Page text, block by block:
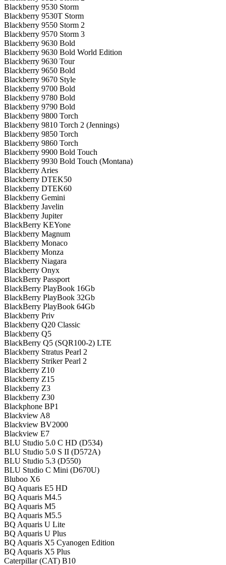
Blackberry 9530 Storm
Blackberry 9530T Storm
Blackberry 9550 Storm 2
Blackberry 9570 Storm 3
Blackberry 9630 Bold
Blackberry 9630 Bold World Edition
Blackberry 9630 Tour
Blackberry 9650 Bold
Blackberry 9670 Style
Blackberry 9700 Bold
Blackberry 9780 Bold
Blackberry 9790 Bold
Blackberry 9800 Torch
Blackberry 9810 Torch 2 (Jennings)
Blackberry 9850 Torch
Blackberry 9860 Torch
Blackberry 9900 Bold Touch
Blackberry 9930 Bold Touch (Montana)
Blackberry Aries
Blackberry DTEK50
Blackberry DTEK60
Blackberry Gemini
Blackberry Javelin
Blackberry Jupiter
BlackBerry KEYone
Blackberry Magnum
Blackberry Monaco
Blackberry Monza
Blackberry Niagara
Blackberry Onyx
BlackBerry Passport
BlackBerry PlayBook 16Gb
BlackBerry PlayBook 32Gb
BlackBerry PlayBook 64Gb
Blackberry Priv
Blackberry Q20 Classic
Blackberry Q5
BlackBerry Q5 (SQR100-2) LTE
Blackberry Stratus Pearl 2
Blackberry Striker Pearl 2
Blackberry Z10
Blackberry Z15
Blackberry Z3
Blackberry Z30
Blackphone BP1
Blackview A8
Blackview BV2000
Blackview E7
BLU Studio 5.0 C HD (D534)
BLU Studio 5.0 S II (D572A)
BLU Studio 5.3 (D550)
BLU Studio C Mini (D670U)
Bluboo X6
BQ Aquaris E5 HD
BQ Aquaris M4.5
BQ Aquaris M5
BQ Aquaris M5.5
BQ Aquaris U Lite
BQ Aquaris U Plus
BQ Aquaris X5 Cyanogen Edition
BQ Aquaris X5 Plus
Caterpillar (CAT) B10